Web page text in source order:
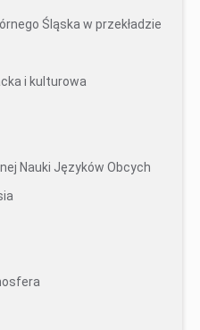
Śląska w przekładzie
i kulturowa
Nauki Języków Obcych